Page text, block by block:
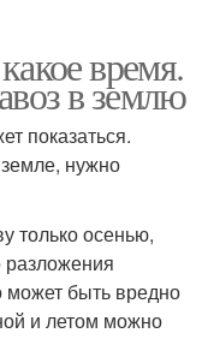
время.
в землю
показаться.
нужно
только осенью,
разложения
может быть вредно
и летом можно